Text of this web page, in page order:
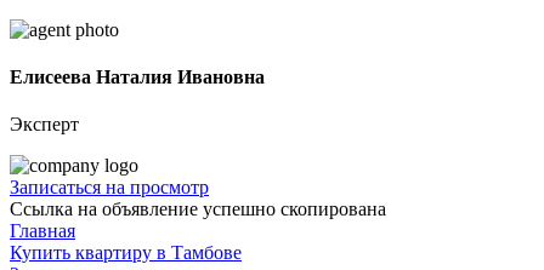
Елисеева Наталия Ивановна
Эксперт
Записаться на просмотр
Ссылка на объявление успешно скопирована
Главная
Купить квартиру в Тамбове